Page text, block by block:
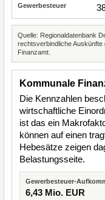
Quelle: Regionaldatenbank
rechtsverbindliche Auskünfte
Finanzamt.
Kommunale
Die Kennzahlen
wirtschaftliche
ist das ein
können auf einen
Hebesätze zeigen
Belastungsseite.
Gewerbesteuer-
6,43 Mio. EUR